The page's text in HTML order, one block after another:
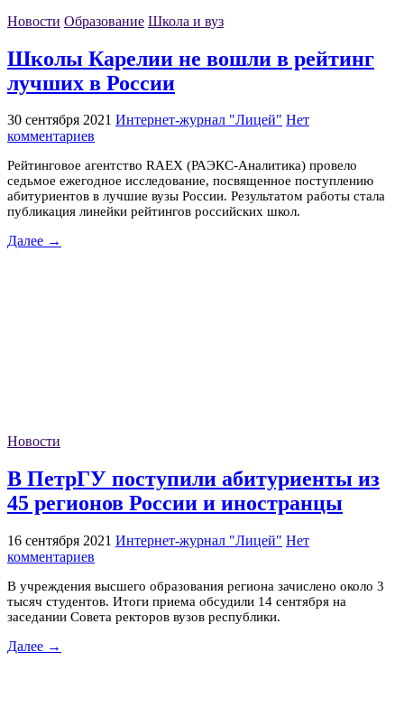
Новости Образование Школа и вуз
Школы Карелии не вошли в рейтинг
лучших в России
30 сентября 2021 Интернет-журнал "Лицей" Нет
комментариев
Рейтинговое агентство RAEX (РАЭКС-Аналитика) провело
седьмое ежегодное исследование, посвященное поступлению
абитуриентов в лучшие вузы России. Результатом работы стала
публикация линейки рейтингов российских школ.
Далее →
Новости
В ПетрГУ поступили абитуриенты из
45 регионов России и иностранцы
16 сентября 2021 Интернет-журнал "Лицей" Нет
комментариев
В учреждения высшего образования региона зачислено около 3
тысяч студентов. Итоги приема обсудили 14 сентября на
заседании Совета ректоров вузов республики.
Далее →